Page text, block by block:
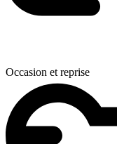
Occasion et reprise